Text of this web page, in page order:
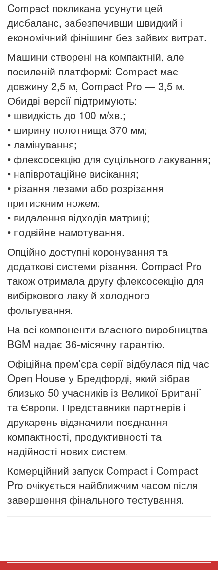
Compact покликана усунути цей
дисбаланс, забезпечивши швидкий і
економічний фінішинг без зайвих витрат.
Машини створені на компактній, але
посиленій платформі: Compact має
довжину 2,5 м, Compact Pro — 3,5 м.
Обидві версії підтримують:
• швидкість до 100 м/хв.;
• ширину полотнища 370 мм;
• ламінування;
• флексосекцію для суцільного лакування;
• напівротаційне висікання;
• різання лезами або розрізання
притискним ножем;
• видалення відходів матриці;
• подвійне намотування.
Опційно доступні коронування та
додаткові системи різання. Compact Pro
також отримала другу флексосекцію для
вибіркового лаку й холодного
фольгування.
На всі компоненти власного виробництва
BGM надає 36-місячну гарантію.
Офіційна прем’єра серії відбулася під час
Open House у Бредфорді, який зібрав
близько 50 учасників із Великої Британії
та Європи. Представники партнерів і
друкарень відзначили поєднання
компактності, продуктивності та
надійності нових систем.
Комерційний запуск Compact і Compact
Pro очікується найближчим часом після
завершення фінального тестування.